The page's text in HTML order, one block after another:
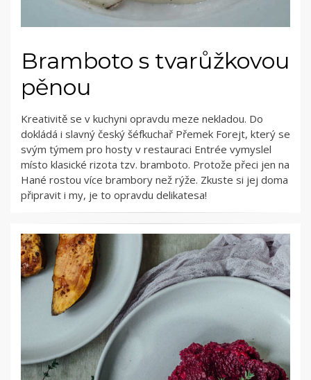
Bramboto s tvarůžkovou
pěnou
Kreativitě se v kuchyni opravdu meze nekladou. Do
dokládá i slavný český šéfkuchař Přemek Forejt, který se
svým týmem pro hosty v restauraci Entrée vymyslel
místo klasické rizota tzv. bramboto. Protože přeci jen na
Hané rostou více brambory než rýže. Zkuste si jej doma
připravit i my, je to opravdu delikatesa!